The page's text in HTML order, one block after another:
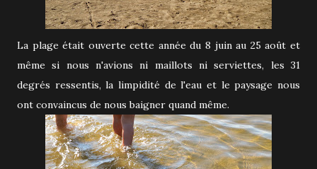
La plage était ouverte cette année du 8 juin au 25 août et
même si nous n'avions ni maillots ni serviettes, les 31
degrés ressentis, la limpidité de l'eau et le paysage nous
ont convaincus de nous baigner quand même.